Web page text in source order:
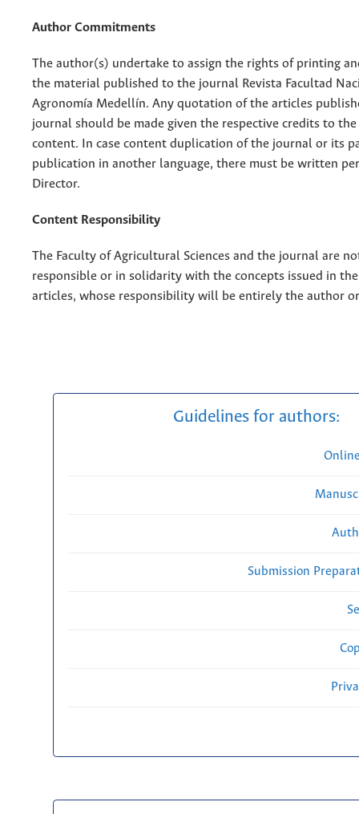
Author Commitments
The author(s) undertake to assign the rights of printing
the material published to the journal Revista Facultad
Agronomía Medellín. Any quotation of the articles
journal should be made given the respective credits to
content. In case content duplication of the journal or its
publication in another language, there must be written
Director.
Content Responsibility
The Faculty of Agricultural Sciences and the journal are
responsible or in solidarity with the concepts issued in
articles, whose responsibility will be entirely the author
Guidelines for authors:
Submission